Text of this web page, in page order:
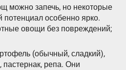
можно запечь, но некоторые
потенциал особенно ярко.
овощи без повреждений;
(обычный, сладкий),
пастернак, репа. Они